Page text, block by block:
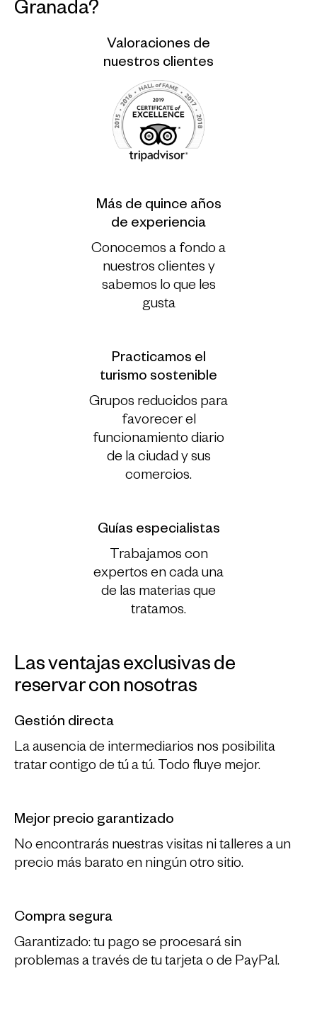
Granada?
Valoraciones de
nuestros clientes
Más de quince años
de experiencia
Conocemos a fondo a
nuestros clientes y
sabemos lo que les
gusta
Practicamos el
turismo sostenible
Grupos reducidos para
favorecer el
funcionamiento diario
de la ciudad y sus
comercios.
Guías especialistas
Trabajamos con
expertos en cada una
de las materias que
tratamos.
Las ventajas exclusivas de
reservar con nosotras
Gestión directa
La ausencia de intermediarios nos posibilita
tratar contigo de tú a tú. Todo fluye mejor.
Mejor precio garantizado
No encontrarás nuestras visitas ni talleres a un
precio más barato en ningún otro sitio.
Compra segura
Garantizado: tu pago se procesará sin
problemas a través de tu tarjeta o de PayPal.